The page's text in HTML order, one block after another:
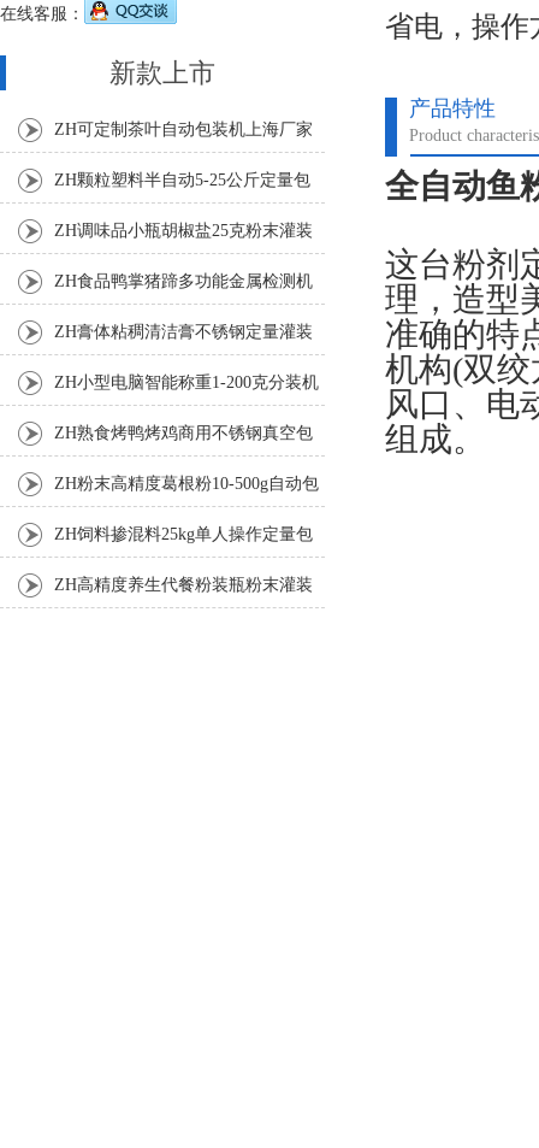
省电，操作
产品特性
Product
全自动鱼
这台粉剂
理，造型
准确的特
机构(双
风口、电
组成。
在线客服：
新款上市
ZH可定制茶叶自动包装机上海厂家
ZH颗粒塑料半自动5-25公斤定量包
装机 ZH调味品小瓶胡椒盐25克粉末灌装
ZH食品鸭掌猪蹄多功能金属检测机
ZH膏体粘稠清洁膏不锈钢定量灌装
机厂家 ZH小型电脑智能称重1-200克分装机
ZH熟食烤鸭烤鸡商用不锈钢真空包
装机 ZH粉末高精度葛根粉10-500g自动包
装机 ZH饲料掺混料25kg单人操作定量包
装机 ZH高精度养生代餐粉装瓶粉末灌装